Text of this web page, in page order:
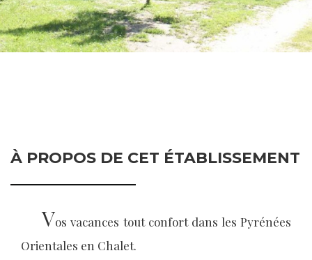
À PROPOS DE CET ÉTABLISSEMENT
Vos vacances tout confort dans les Pyrénées
Orientales en Chalet.